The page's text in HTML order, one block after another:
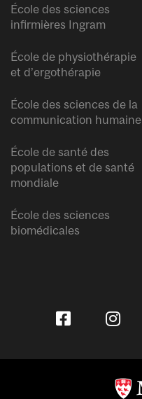
École des sciences
infirmières Ingram
École de physiothérapie
et d’ergothérapie
École des sciences de la
communication humaine
École de santé des
populations et de santé
mondiale
École des sciences
biomédicales